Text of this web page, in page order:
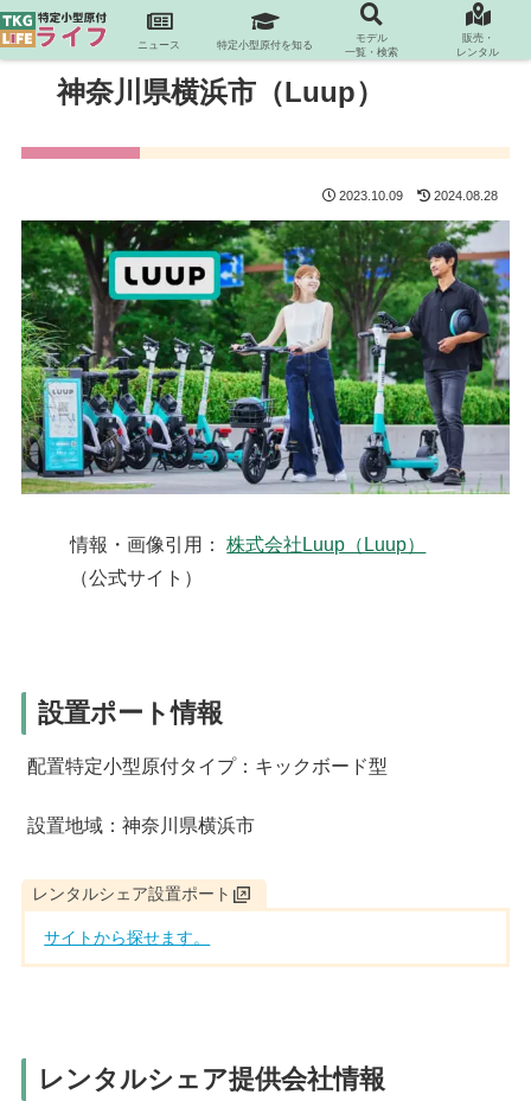
神奈川県横浜市（Luup）
2023.10.09 2024.08.28
情報・画像引用：株式会社Luup（Luup）
（公式サイト）
設置ポート情報
配置特定小型原付タイプ：キックボード型
設置地域：神奈川県横浜市
レンタルシェア設置ポート
サイトから探せます。
レンタルシェア提供会社情報
ニュース 特定小型原付を知る
モデル
一覧・検索
販売・
レンタル